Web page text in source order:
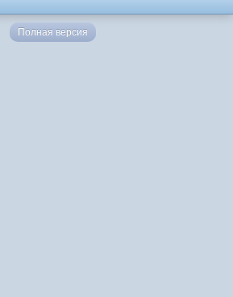
Полная версия